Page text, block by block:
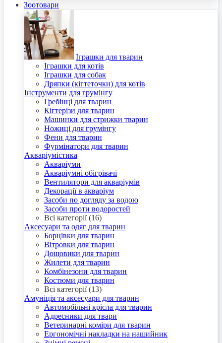
Зоотовари
Іграшки для тварин
Іграшки для котів
Іграшки для собак
Дряпки (кігтеточки) для котів
Інструменти для грумінгу
Гребінці для тварин
Кігтерізи для тварин
Машинки для стрижки тварин
Ножиці для грумінгу
Фени для тварин
Фурмінатори для тварин
Акваріумістика
Акваріуми
Акваріумні обігрівачі
Вентилятори для акваріумів
Декорації в акваріум
Засоби по догляду за водою
Засоби проти водоростей
Всі категорії (16)
Аксесуари та одяг для тварин
Борцівки для тварин
Вітровки для тварин
Дощовики для тварин
Жилети для тварин
Комбінезони для тварин
Костюми для тварин
Всі категорії (13)
Амуніція та аксесуари для тварин
Автомобільні крісла для тварин
Адресники для твари
Ветеринарні коміри для тварин
Ергономічні накладки на нашийник